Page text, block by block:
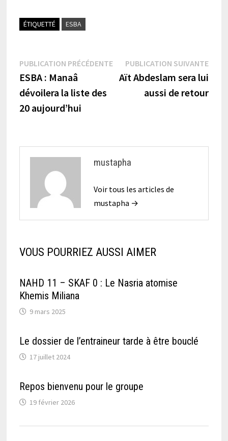
ÉTIQUETTÉ ESBA
Navigation
de
l’article
PUBLICATION PRÉCÉDENTEPublication
précédente :
ESBA : Manaâ
dévoilera la liste des
20 aujourd’hui
PUBLICATION SUIVANTE
Aït Abdeslam sera lui
aussi de retour
mustapha
Voir tous les articles de
mustapha →
VOUS POURRIEZ AUSSI AIMER
NAHD 11 – SKAF 0 : Le Nasria atomise
Khemis Miliana
9 mars 2025
Le dossier de l’entraineur tarde à être bouclé
17 juillet 2024
Repos bienvenu pour le groupe
19 février 2026